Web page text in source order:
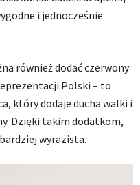
i jednocześnie
również dodać czerwony
Polski – to
który dodaje ducha walki i
Dzięki takim dodatkom,
wyrazista.